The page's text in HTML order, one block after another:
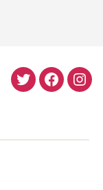
Twitter